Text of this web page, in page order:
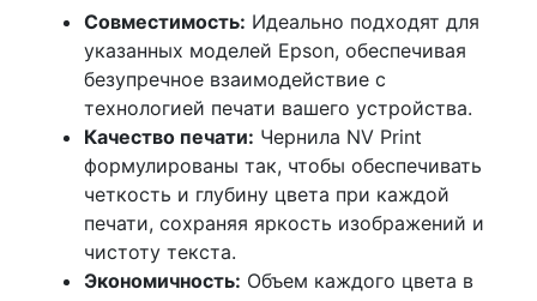
Совместимость: Идеально подходят для
указанных моделей Epson, обеспечивая
безупречное взаимодействие с
технологией печати вашего устройства.
Качество печати: Чернила NV Print
формулированы так, чтобы обеспечивать
четкость и глубину цвета при каждой
печати, сохраняя яркость изображений и
чистоту текста.
Экономичность: Объем каждого цвета в